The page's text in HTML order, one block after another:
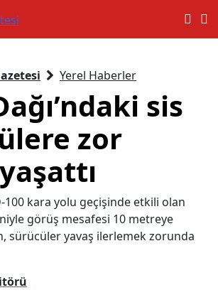
Yerel Haberler
sis
zor
100 kara yolu geçişinde etkili olan
görüş mesafesi 10 metreye
sürücüler yavaş ilerlemek zorunda